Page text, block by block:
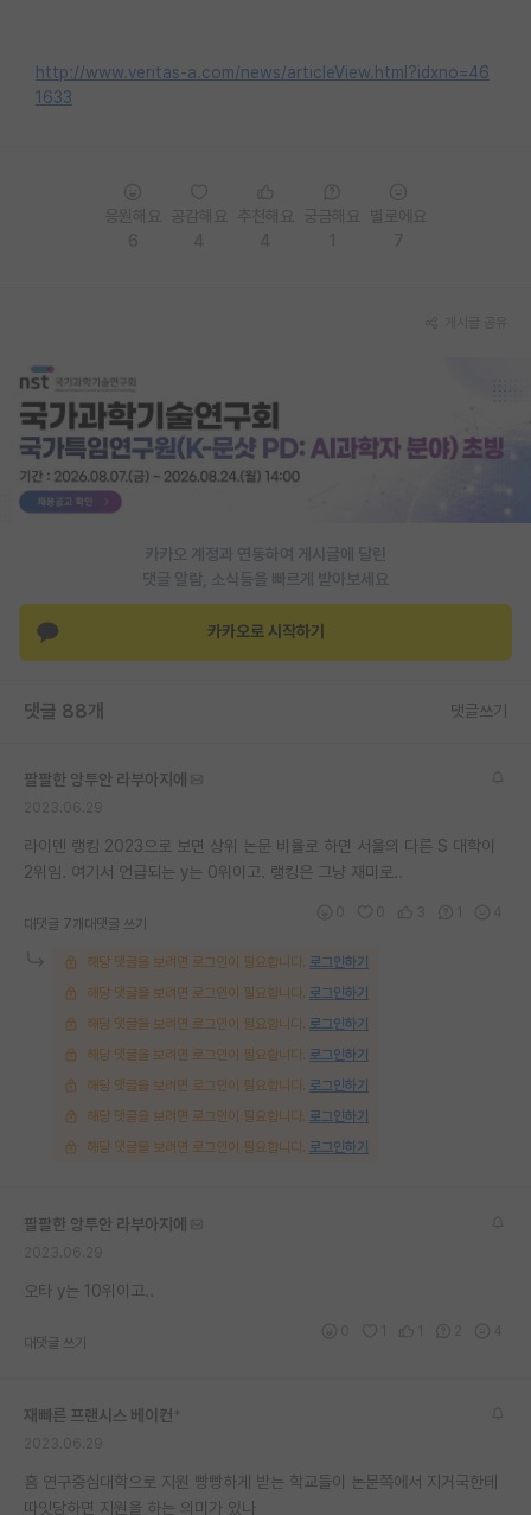
http://www.veritas-a.com/news/articleView.html?idxno=46
1633
카카오 계정과 연동하여 게시글에 달린
댓글 알람, 소식등을 빠르게 받아보세요
카카오로 시작하기
댓글 88개 댓글쓰기
팔팔한 앙투안 라부아지에
라이덴 랭킹 2023으로 보면 상위 논문 비율로 하면 서울의 다른 S 대학이
2위임. 여기서 언급되는 y는 0위이고. 랭킹은 그냥 재미로..
대댓글 7개 대댓글 쓰기
해당 댓글을 보려면 로그인이 필요합니다. 로그인하기
해당 댓글을 보려면 로그인이 필요합니다. 로그인하기
해당 댓글을 보려면 로그인이 필요합니다. 로그인하기
해당 댓글을 보려면 로그인이 필요합니다. 로그인하기
해당 댓글을 보려면 로그인이 필요합니다. 로그인하기
해당 댓글을 보려면 로그인이 필요합니다. 로그인하기
해당 댓글을 보려면 로그인이 필요합니다. 로그인하기
팔팔한 앙투안 라부아지에
오타 y는 10위이고..
대댓글 쓰기
재빠른 프랜시스 베이컨
흠 연구중심대학으로 지원 빵빵하게 받는 학교들이 논문쪽에서 지거국한테
따잇당하면 지원을 하는 의미가 있나